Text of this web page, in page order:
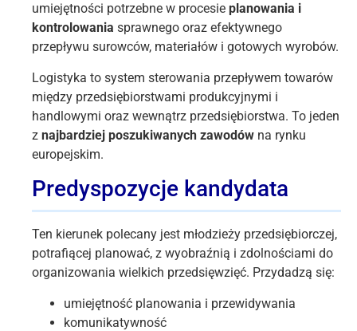
umiejętności potrzebne w procesie planowania i
kontrolowania sprawnego oraz efektywnego
przepływu surowców, materiałów i gotowych wyrobów.
Logistyka to system sterowania przepływem towarów
między przedsiębiorstwami produkcyjnymi i
handlowymi oraz wewnątrz przedsiębiorstwa. To jeden
z najbardziej poszukiwanych zawodów na rynku
europejskim.
Predyspozycje kandydata
Ten kierunek polecany jest młodzieży przedsiębiorczej,
potrafiącej planować, z wyobraźnią i zdolnościami do
organizowania wielkich przedsięwzięć. Przydadzą się:
umiejętność planowania i przewidywania
komunikatywność